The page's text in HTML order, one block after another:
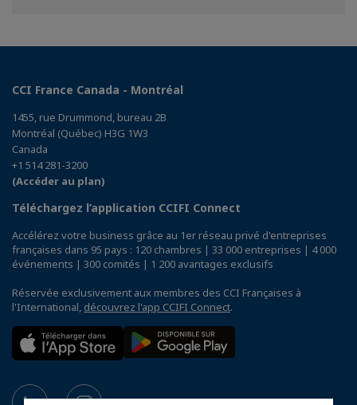
CCI France Canada - Montréal
1455, rue Drummond, bureau 2B
Montréal (Québec) H3G 1W3
Canada
+1 514 281-3200
(Accéder au plan)
Téléchargez l’application CCIFI Connect
Accélérez votre business grâce au 1er réseau privé d'entreprises
françaises dans 95 pays : 120 chambres | 33 000 entreprises | 4 000
événements | 300 comités | 1 200 avantages exclusifs
Réservée exclusivement aux membres des CCI Françaises à
l'International, découvrez l'app CCIFI Connect.